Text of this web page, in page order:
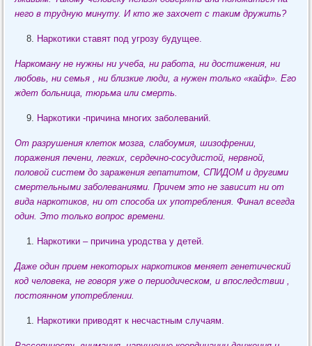
него в трудную минуту. И кто же захочет с таким дружить?
Наркотики ставят под угрозу будущее.
Наркоману не нужны ни учеба, ни работа, ни достижения, ни
любовь, ни семья , ни близкие люди, а нужен только «кайф». Его
ждет больница, тюрьма или смерть.
Наркотики -причина многих заболеваний.
От разрушения клеток мозга, слабоумия, шизофрении,
поражения печени, легких, сердечно-сосудистой, нервной,
половой систем до заражения гепатитом, СПИДОМ и другими
смертельными заболеваниями. Причем это не зависит ни от
вида наркотиков, ни от способа их употребления. Финал всегда
один. Это только вопрос времени.
Наркотики – причина уродства у детей.
Даже один прием некоторых наркотиков меняет генетический
код человека, не говоря уже о периодическом, и впоследствии ,
постоянном употреблении.
Наркотики приводят к несчастным случаям.